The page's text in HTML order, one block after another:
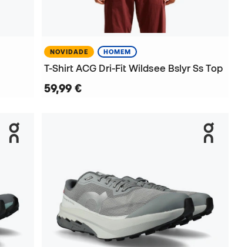
NOVIDADE HOMEM
T-Shirt ACG Dri-Fit Wildsee Bslyr Ss Top
59,99 €